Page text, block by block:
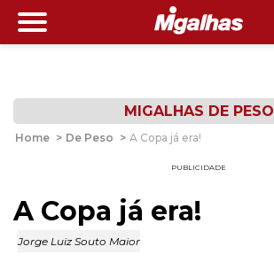
MIGALHAS DE PESO
Home > De Peso > A Copa já era!
PUBLICIDADE
A Copa já era!
Jorge Luiz Souto Maior